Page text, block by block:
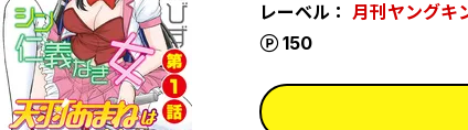
レーベル： 月刊ヤングキ
150